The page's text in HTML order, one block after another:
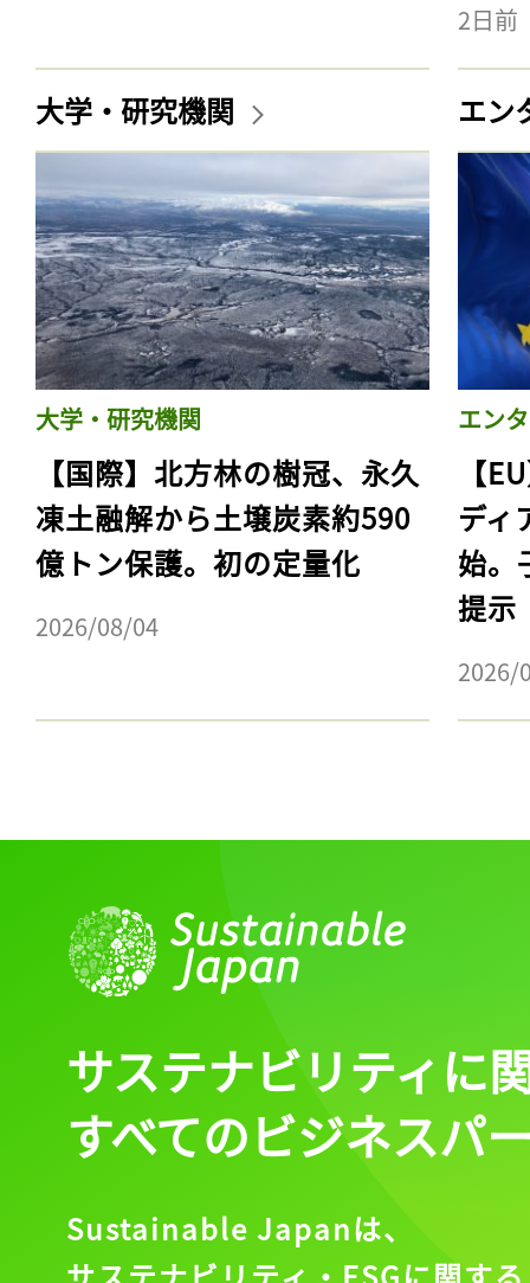
2日前
大学・研究機関
大学・研究機関
【国際】北方林の樹冠、永久
凍土融解から土壌炭素約590
億トン保護。初の定量化
2026/08/04
エン
エン
【
ディ
始。
提示
2026/
サステナビリティに
すべてのビジネスパ
Sustainable Japanは、